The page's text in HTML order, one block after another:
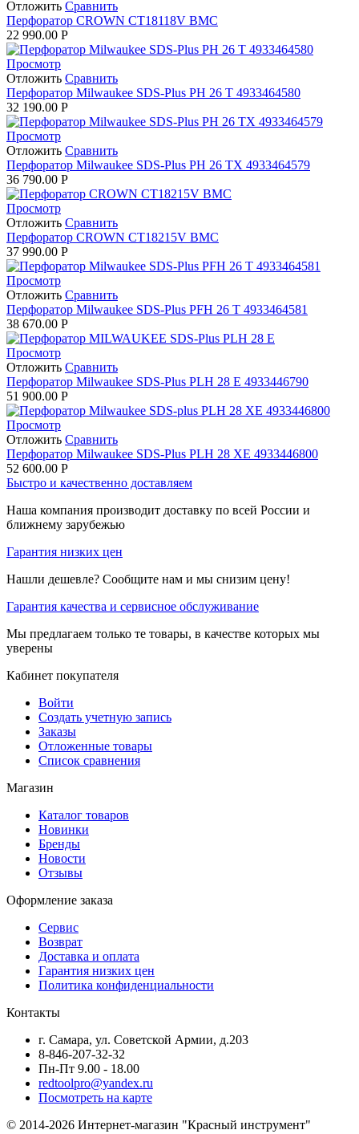
Отложить Сравнить
Перфоратор CROWN CT18118V BMC
22 990.00 Р
Просмотр
Отложить Сравнить
Перфоратор Milwaukee SDS-Plus PH 26 T 4933464580
32 190.00 Р
Просмотр
Отложить Сравнить
Перфоратор Milwaukee SDS-Plus PH 26 TX 4933464579
36 790.00 Р
Просмотр
Отложить Сравнить
Перфоратор CROWN CT18215V BMC
37 990.00 Р
Просмотр
Отложить Сравнить
Перфоратор Milwaukee SDS-Plus PFH 26 T 4933464581
38 670.00 Р
Просмотр
Отложить Сравнить
Перфоратор Milwaukee SDS-Plus PLH 28 E 4933446790
51 900.00 Р
Просмотр
Отложить Сравнить
Перфоратор Milwaukee SDS-Plus PLH 28 XE 4933446800
52 600.00 Р
Быстро и качественно доставляем
Наша компания производит доставку по всей России и
ближнему зарубежью
Гарантия низких цен
Нашли дешевле? Сообщите нам и мы снизим цену!
Гарантия качества и сервисное обслуживание
Мы предлагаем только те товары, в качестве которых мы
уверены
Кабинет покупателя
Войти
Создать учетную запись
Заказы
Отложенные товары
Список сравнения
Магазин
Каталог товаров
Новинки
Бренды
Новости
Отзывы
Оформление заказа
Сервис
Возврат
Доставка и оплата
Гарантия низких цен
Политика конфиденциальности
Контакты
г. Самара, ул. Советской Армии, д.203
8-846-207-32-32
Пн-Пт 9.00 - 18.00
redtoolpro@yandex.ru
Посмотреть на карте
© 2014-2026 Интернет-магазин "Красный инструмент"